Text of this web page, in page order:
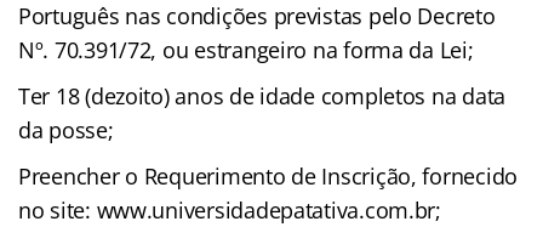
Português nas condições previstas pelo Decreto
Nº. 70.391/72, ou estrangeiro na forma da Lei;
Ter 18 (dezoito) anos de idade completos na data
da posse;
Preencher o Requerimento de Inscrição, fornecido
no site: www.universidadepatativa.com.br;